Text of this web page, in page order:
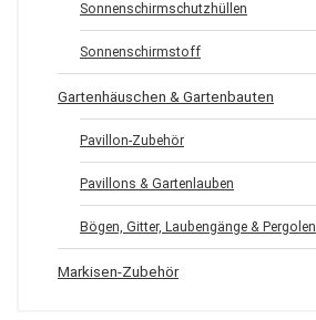
Sonnenschirmschutzhüllen
Sonnenschirmstoff
Gartenhäuschen & Gartenbauten
Pavillon-Zubehör
Pavillons & Gartenlauben
Bögen, Gitter, Laubengänge & Pergolen
Markisen-Zubehör